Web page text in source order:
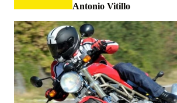
Antonio Vitillo